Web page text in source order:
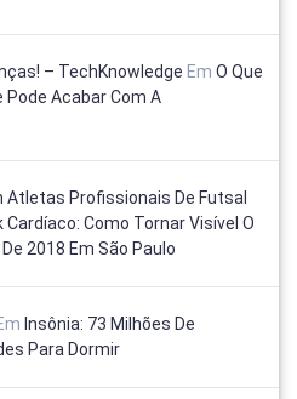
– TechKnowledge Em O Que
Pode Acabar Com A
Atletas Profissionais De Futsal
Como Tornar Visível O
2018 Em São Paulo
Insônia: 73 Milhões De
Para Dormir